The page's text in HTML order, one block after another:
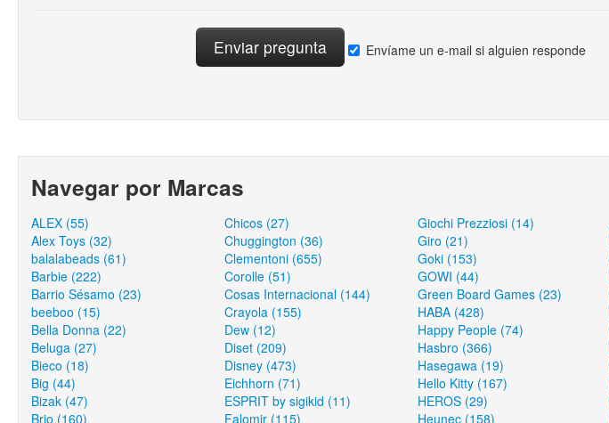
Envíame un e-mail si alguien responde
Navegar por Marcas
ALEX (55)
Alex Toys (32)
balalabeads (61)
Barbie (222)
Barrio Sésamo (23)
beeboo (15)
Bella Donna (22)
Beluga (27)
Bieco (18)
Big (44)
Bizak (47)
Brio (160)
Chicos (27)
Chuggington (36)
Clementoni (655)
Corolle (51)
Cosas Internacional (144)
Crayola (155)
Dew (12)
Diset (209)
Disney (473)
Eichhorn (71)
ESPRIT by sigikid (11)
Falomir (115)
Giochi Prezziosi (14)
Giro (21)
Goki (153)
GOWI (44)
Green Board Games (23)
HABA (428)
Happy People (74)
Hasbro (366)
Hasegawa (19)
Hello Kitty (167)
HEROS (29)
Heunec (158)